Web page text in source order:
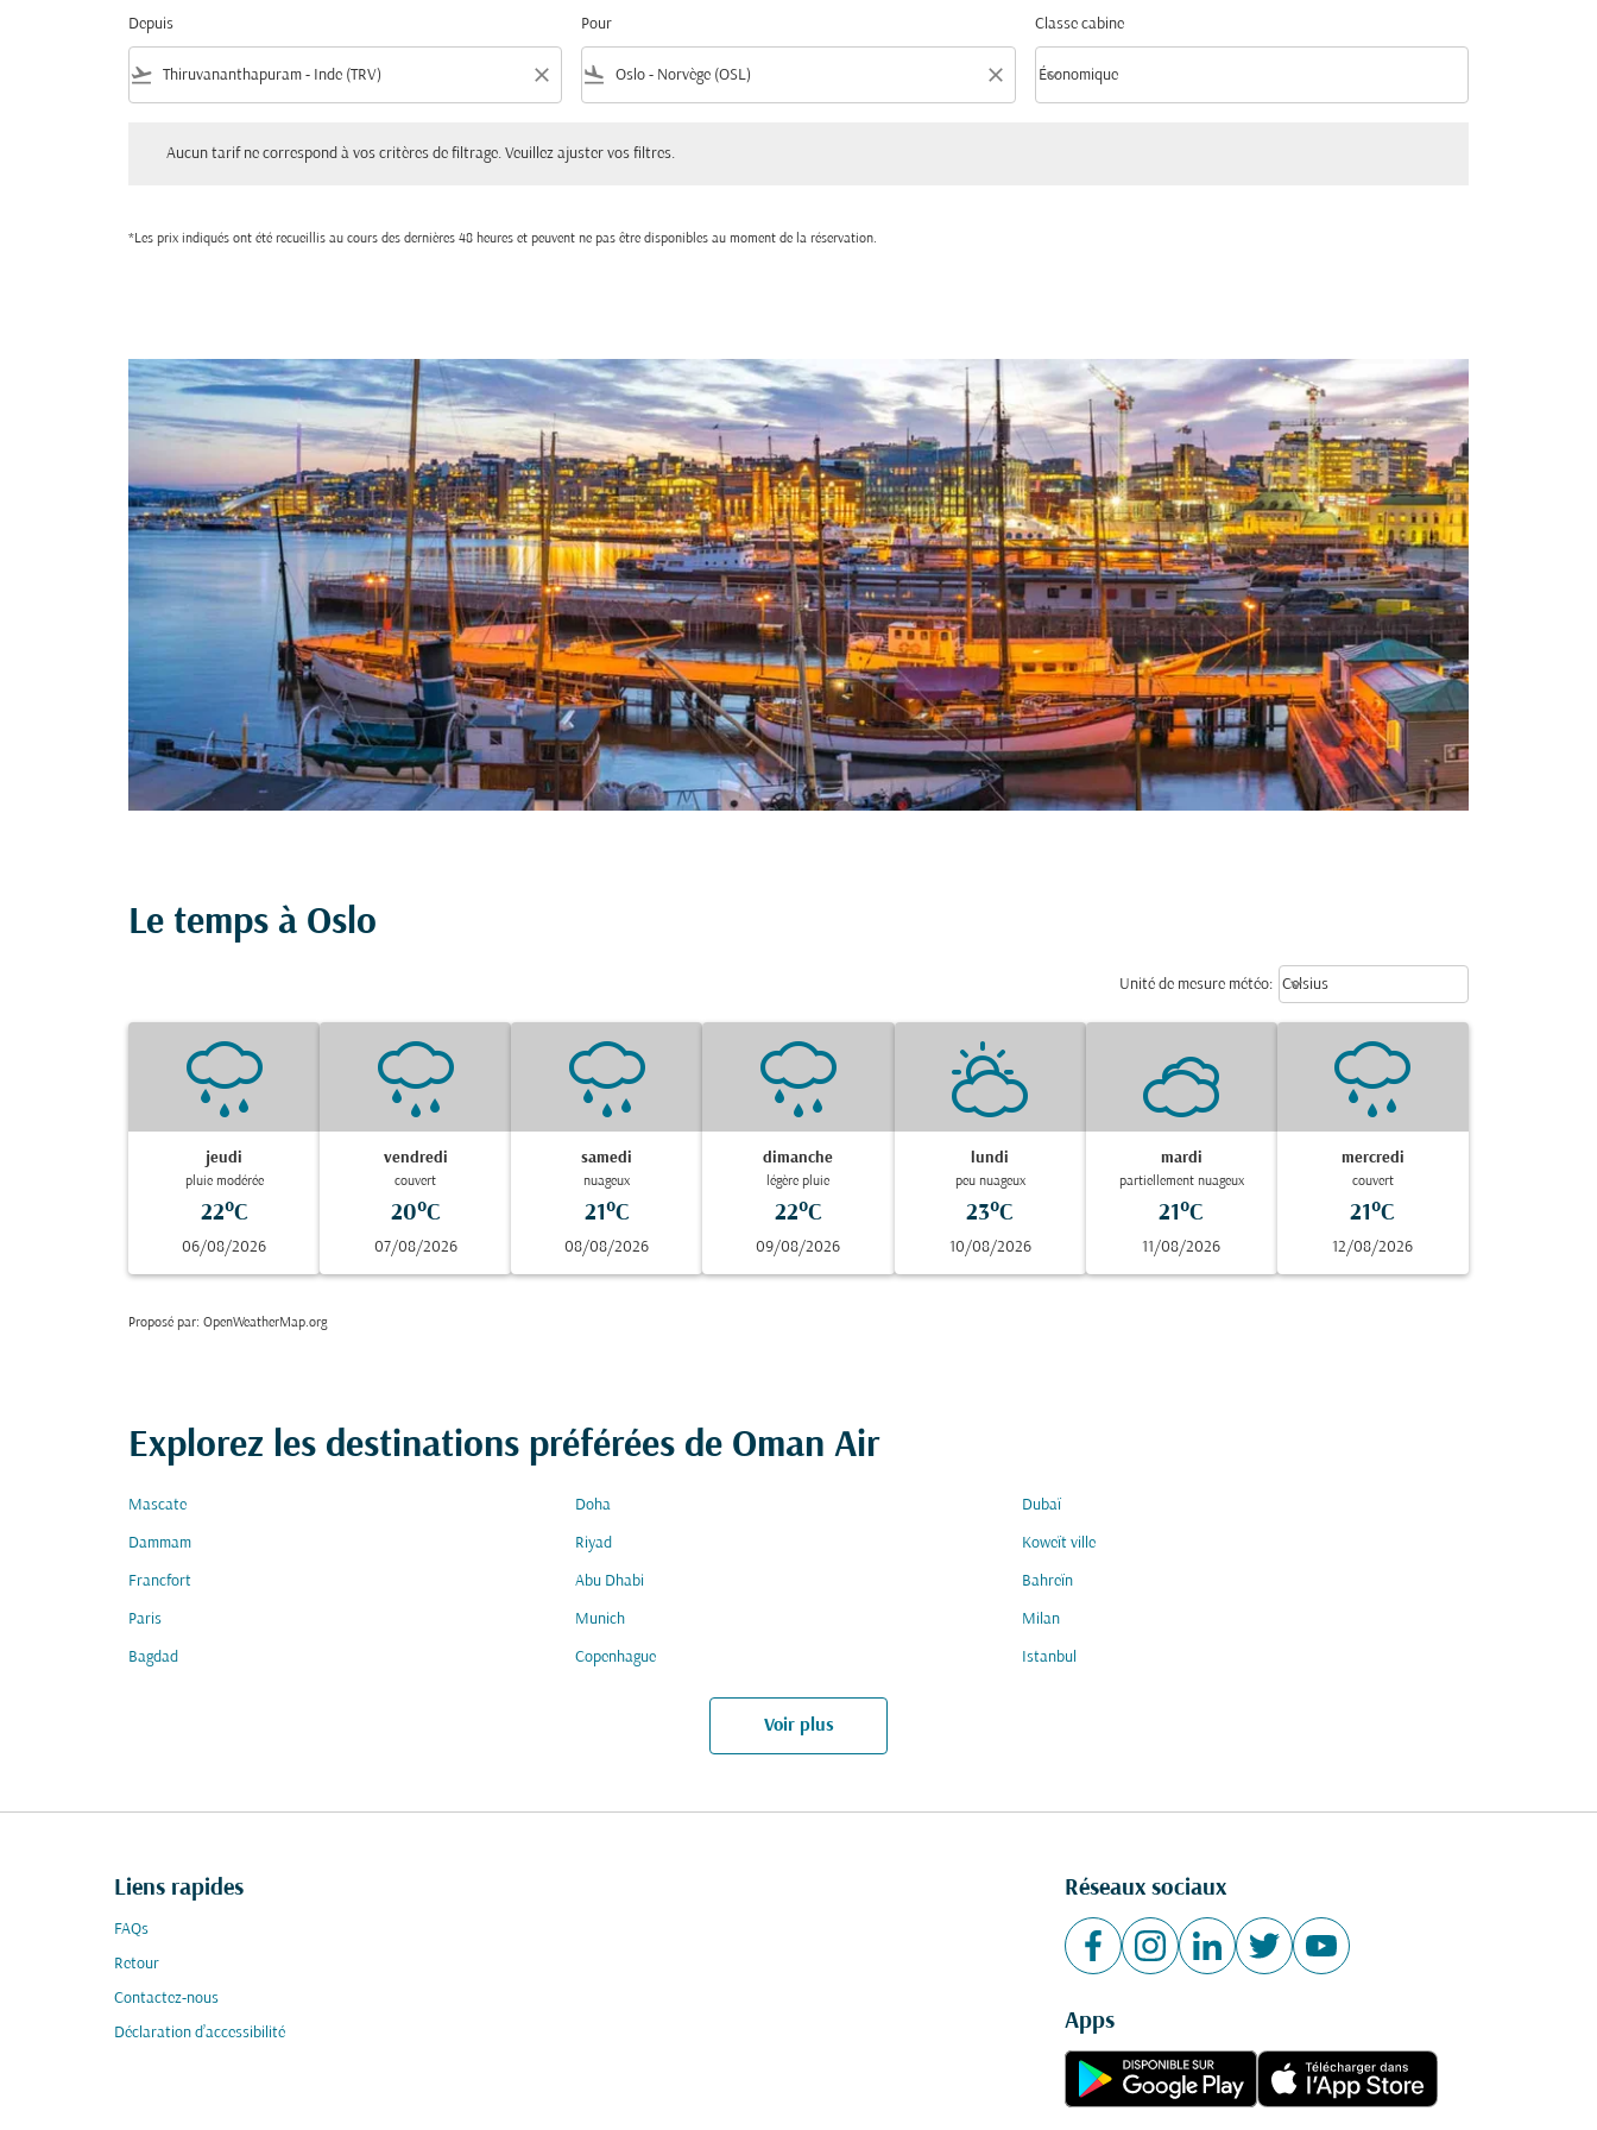
Depuis
flight_takeoff close
Pour
flight_land close
Classe cabine
Classe cabine option Économique Selected
Économique
keyboard_arrow_down
Aucun tarif ne correspond à vos critères de filtrage. Veuillez ajuster vos filtres.
*Les prix indiqués ont été recueillis au cours des dernières 48 heures et peuvent ne pas être disponibles au moment de la réservation.
Le temps à Oslo
Unité de mesure météo: Weather unit option Celsius
Celsius
keyboard_arrow_down
jeudi
pluie modérée
22°C
06/08/2026
vendredi
couvert
20°C
07/08/2026
samedi
nuageux
21°C
08/08/2026
dimanche
légère pluie
22°C
09/08/2026
lundi
peu nuageux
23°C
10/08/2026
mardi
partiellement nuageux
21°C
11/08/2026
mercredi
couvert
21°C
12/08/2026
Proposé par: OpenWeatherMap.org
Explorez les destinations préférées de Oman Air
Mascate Doha Dubaï
Dammam Riyad Koweït ville
Francfort Abu Dhabi Bahreïn
Paris Munich Milan
Bagdad Copenhague Istanbul
Voir plus
Liens rapides
FAQs
Retour
Contactez-nous
Déclaration d’accessibilité
Réseaux sociaux
Apps